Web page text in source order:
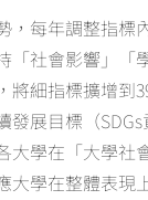
，每年調整指
「社會影響」「
將細指標擴增
發展目標（
大學在「大學社
大學在整體表現